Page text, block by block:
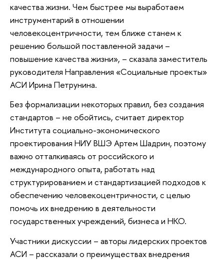
качества жизни. Чем быстрее мы выработаем
инструментарий в отношении
человекоцентричности, тем ближе станем к
решению большой поставленной задачи –
повышение качества жизни», – сказала заместитель
руководителя Направления «Социальные проекты»
АСИ Ирина Петрунина.
Без формализации некоторых правил, без создания
стандартов – не обойтись, считает директор
Института социально-экономического
проектирования НИУ ВШЭ Артем Шадрин, поэтому
важно отталкиваясь от российского и
международного опыта, работать над
структурированием и стандартизацией подходов к
обеспечению человекоцентричности, с целью
помочь их внедрению в деятельности
государственных учреждений, бизнеса и НКО.
Участники дискуссии – авторы лидерских проектов
АСИ – рассказали о преимуществах внедрения